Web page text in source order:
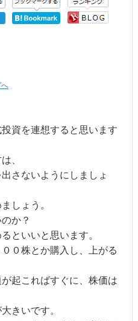
資を連想すると思います
、
さないようにしましょ
しょう。
か？
といいと思います。
０株とか購入し、上がる
起こればすぐに、株価は
きいです。